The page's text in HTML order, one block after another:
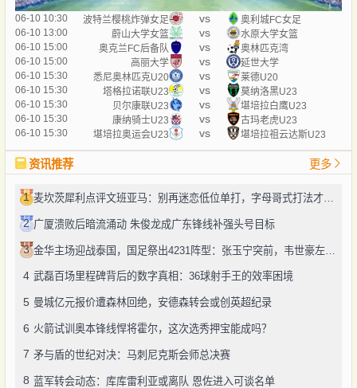
06-10 10:30 波特兰樱桃炸弹女足 vs
奥利城FC女足
06-10 13:00
蔚山大学女篮 vs
水原大学女篮
06-10 15:00
奥克兰FC后备队 vs
奥林匹克湾
06-10 15:00
高丽大学 vs
延世大学
06-10 15:30
悉尼奥林匹克U20 vs
莱德U20
06-10 15:30
塔格拉诺联U23 vs
莫纳洛黑U23
06-10 15:30
贝尔康联U23 vs
堪培拉白鹰U23
06-10 15:30
康纳骑士U23 vs
古玛老虎U23
06-10 15:30
堪培拉奥运会U23 vs 堪培拉祖云达斯U23
资讯推荐 更多
1 麦坎茨犀利点评文班亚马：别再迷恋低位单打，字母哥式打法才是未来
2 广厦溃败后暗流涌动 朱俊龙成广东锋线补强头号目标
3 金华主场迎战泰国，国足祭出4231阵型：张玉宁突前，韦世豪左路驰骋
4 武磊百场里程碑背后的数字真相：36球射手王的效率困境
5 曼城亿元报价遭森林回绝，安德森转会或创英超纪录
6 火箭试训奥本锋线悍将霍尔，这次选秀押宝能成吗？
7 矛与盾的世纪对决：马刺尼克斯会师总决赛
8 蓝军转会动态：库库雷利亚或离队 恩佐进入可谈名单